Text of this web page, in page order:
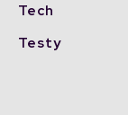
Tech
Testy